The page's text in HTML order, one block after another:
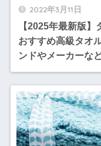
2022年3月11日
【2025年最新版】
おすすめ高級タオ
ンドやメーカーな